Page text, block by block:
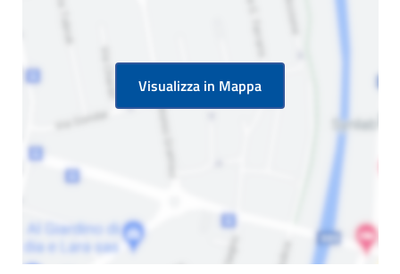
Visualizza in Mappa